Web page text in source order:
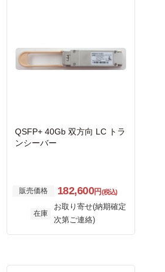
QSFP+ 40Gb 双方向 LC トラ
ンシーバー
販売価格 182,600円(税込)
在庫
お取り寄せ(納期確定
次第ご連絡)